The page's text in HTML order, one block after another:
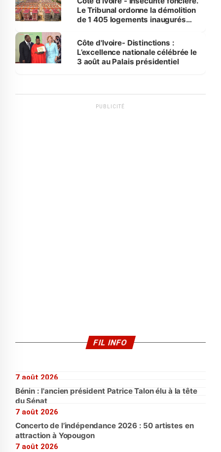
Le Tribunal ordonne la démolition
de 1 405 logements inaugurés
Bassam
Côte d'Ivoire- Distinctions :
L’excellence nationale célébrée le
3 août au Palais présidentiel
PUBLICITÉ
FIL INFO
7 août 2026
Bénin : l'ancien président Patrice Talon élu à la tête
du Sénat
7 août 2026
Concerto de l’indépendance 2026 : 50 artistes en
attraction à Yopougon
7 août 2026